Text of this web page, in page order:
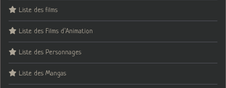
Liste des films
Liste des Films d’Animation
Liste des Personnages
Liste des Mangas